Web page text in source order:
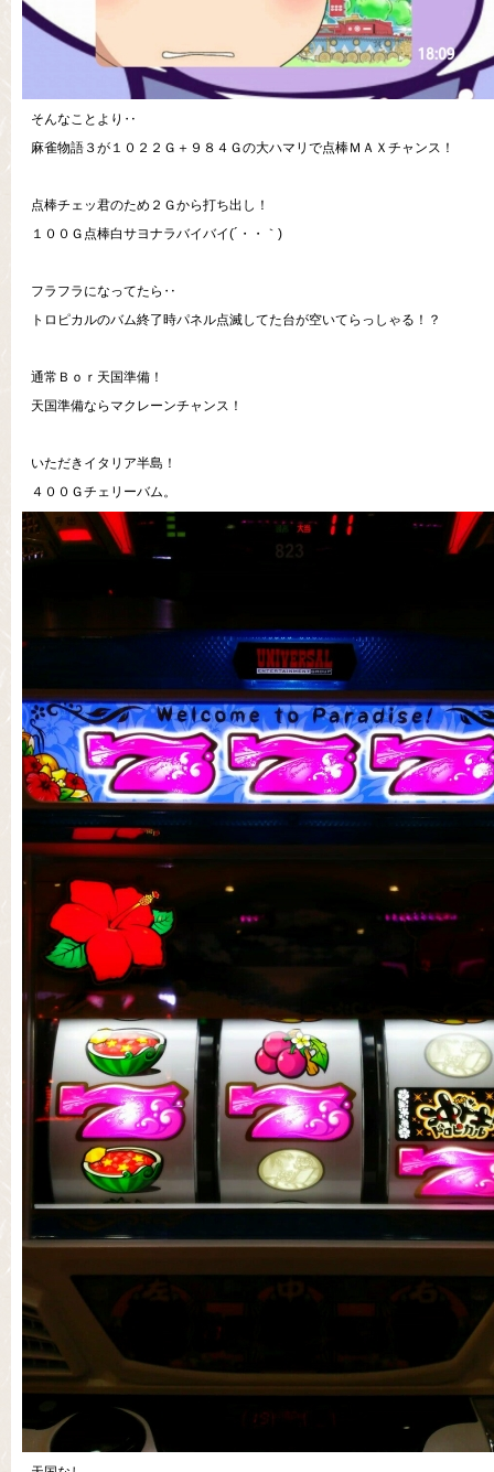
そんなことより‥
麻雀物語３が１０２２Ｇ＋９８４Ｇの大ハマリで点棒ＭＡＸチャンス！
点棒チェッ君のため２Ｇから打ち出し！
１００Ｇ点棒白サヨナラバイバイ(´・・｀)
フラフラになってたら‥
トロピカルのバム終了時パネル点滅してた台が空いてらっしゃる！？
通常Ｂｏｒ天国準備！
天国準備ならマクレーンチャンス！
いただきイタリア半島！
４００Ｇチェリーバム。